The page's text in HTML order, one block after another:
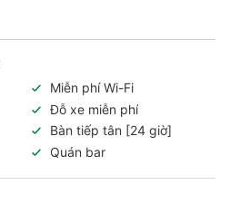
Miễn phí Wi-Fi
Đỗ xe miễn phí
Bàn tiếp tân [24 giờ]
Quán bar